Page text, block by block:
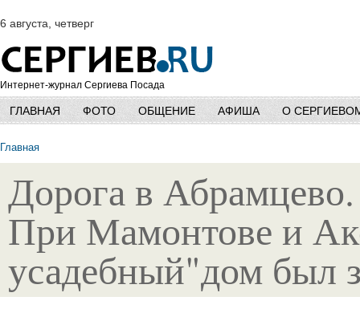
6 августа, четверг
Интернет-журнал Сергиева Посада
ГЛАВНАЯ ФОТО ОБЩЕНИЕ АФИША О
Главная
Дорога в Абрамцево.
При Мамонтове и
усадебный"дом был